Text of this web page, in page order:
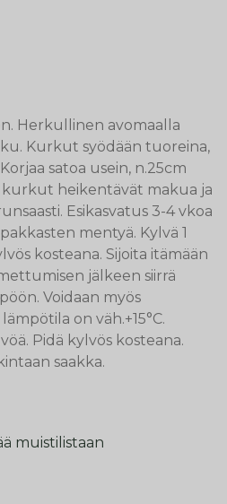
Herkullinen avomaalla
Kurkut syödään tuoreina,
satoa usein, n.25cm
kurkut heikentävät makua ja
Esikasvatus 3-4 vkoa
mentyä. Kylvä 1
kosteana. Sijoita itämään
jälkeen siirrä
Voidaan myös
on väh.+15°C.
Pidä kylvös kosteana.
saakka.
muistilistaan